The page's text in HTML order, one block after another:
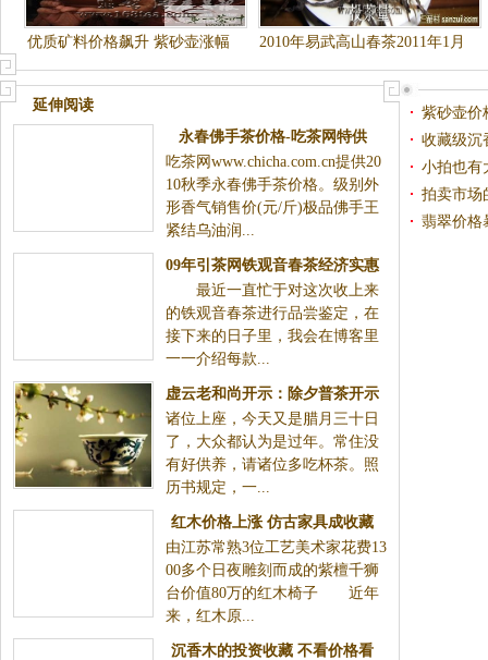
优质矿料价格飙升 紫砂壶涨幅
超30%
2010年易武高山春茶2011年1月
1号新开的汤
延伸阅读
永春佛手茶价格-吃茶网特供
吃茶网www.chicha.com.cn提供20
10秋季永春佛手茶价格。级别外
形香气销售价(元/斤)极品佛手王
紧结乌油润...
09年引茶网铁观音春茶经济实惠
款——品尝后感
最近一直忙于对这次收上来
的铁观音春茶进行品尝鉴定，在
接下来的日子里，我会在博客里
一一介绍每款...
虚云老和尚开示：除夕普茶开示
诸位上座，今天又是腊月三十日
了，大众都认为是过年。常住没
有好供养，请诸位多吃杯茶。照
历书规定，一...
红木价格上涨 仿古家具成收藏
热点(组图)
由江苏常熟3位工艺美术家花费13
00多个日夜雕刻而成的紫檀千狮
台价值80万的红木椅子 近年
来，红木原...
沉香木的投资收藏 不看价格看
紫砂壶价
收藏级沉
小拍也有
拍卖市场
翡翠价格